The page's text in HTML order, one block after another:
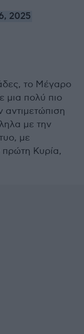
2025
το Μέγαρο
μια πολύ πιο
αντιμετώπιση
με την
με
πρώτη Κυρία,